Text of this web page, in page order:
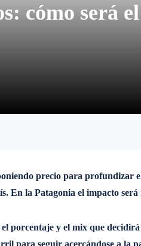
cómo será
precio para profundizar
En la Patagonia el impacto será
porcentaje y el mix que decidirá
para seguir acercándose a la